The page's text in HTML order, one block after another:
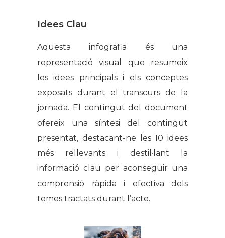
Idees Clau
Aquesta infografia és una
representació visual que resumeix
les idees principals i els conceptes
exposats durant el transcurs de la
jornada. El contingut del document
ofereix una síntesi del contingut
presentat, destacant-ne les 10 idees
més rellevants i destil·lant la
informació clau per aconseguir una
comprensió ràpida i efectiva dels
temes tractats durant l’acte.